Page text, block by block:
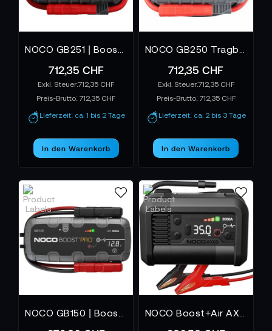
712,35 CHF
712,35 CHF
Preis-Brutto:712,35 CHF
Lieferzeit: ca. 1 bis 2 Tage
In den Warenkorb
712,35 CHF
712,35 CHF
Preis-Brutto: 712,35 CHF
Lieferzeit: ca. 2 bis 3 Tage
In den Warenkorb